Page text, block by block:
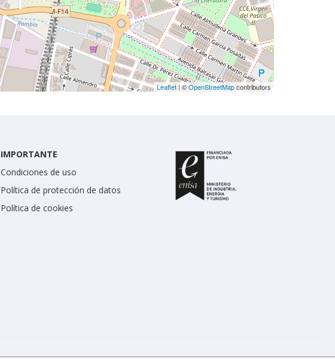
Leaflet| ©OpenStreetMapcontributors
IMPORTANTE
Condiciones de uso
Política de protección de datos
Política de cookies